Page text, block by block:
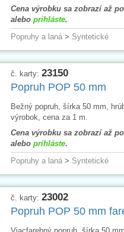
Cena výrobku sa zobrazí až
alebo prihláste.
Popruhy a laná> Syntetické
č. karty: 23150
Popruh POP 50 mm
Bežný popruh, šírka 50 mm,
výrobok, cena za 1 m.
Cena výrobku sa zobrazí až
alebo prihláste.
Popruhy a laná> Syntetické
č. karty: 23002
Popruh POP 50 mm
Viacfarebný popruh, šírka 50